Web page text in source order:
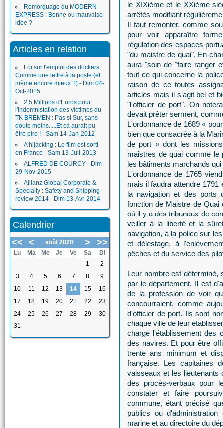
Remorquage du MODERN
EXPRESS : Bonne ou mauvaise
idée ?
Articles en relation
Loi sur l'emploi des dockers :
Comme une lettre à la poste (et
même encore mieux ?) - Dim 04-
Oct-2015
2,5 Millions d'Euros pour
l'indemnistation des victimes du
TK BREMEN : Pas si Sur, sans
doute moins.....Et cà aurait pu
être pire ! - Sam 14-Jan-2012
A hijacking : Le film est sorti
en France - Sam 13-Juil-2013
ALFRED DE COURCY - Dim
29-Nov-2015
Allianz Global Corporate &
Specialty : Safety and Shipping
review 2014 - Dim 13-Avr-2014
Calendrier
<<
< août 2020 > >>
Lu Ma Me Je Ve Sa
Di
1
2
3
4 5 6 7 8
9
10
11 12 13 14 15
16
17
18 19 20 21 22
23
24
25 26 27 28 29
30
31
le XIXième et le XXième
arrêtés modifiant
Il faut remonter, comme
pour voir apparaître
régulation des espaces
"du maistre de quai". En
aura "soin de "faire ranger
tout ce qui concerne la
raison de ce toutes
articles mais il s'agit bel et
"l'officier de port". On
devait prêter serment,
L'ordonnance de 1689 «
bien que consacrée à la
de port » dont les
maistres de quai comme le
les bâtiments marchands
L'ordonnance de 1765
mais il faudra attendre 1791
la navigation et des ports
fonction de Maistre de Quai
où il y a des tribunaux de
veiller à la liberté et la
navigation, à la police sur
et délestage, à
pêches et du service des
Leur nombre est déterminé,
par le département. Il est
de la profession de voir
concourraient, comme
d'officier de port. Ils sont
chaque ville de leur
charge l'établissement des
des navires. Et pour être
trente ans minimum et
française. Les capitaines
vaisseaux et les lieutenants
des procès-verbaux pour
constater et faire
commune, étant précisé
publics ou
marine et au directoire du